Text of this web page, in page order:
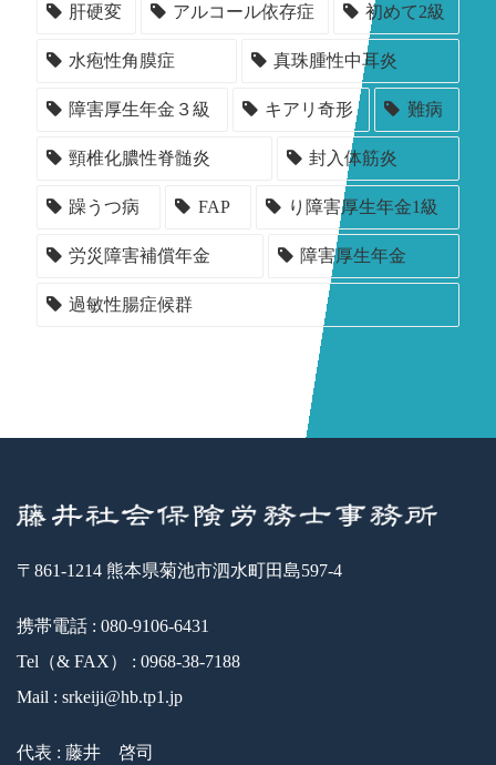
肝硬変 アルコール依存症 初めて2級
水疱性角膜症 真珠腫性中耳炎
障害厚生年金３級 キアリ奇形 難病
頸椎化膿性脊髄炎 封入体筋炎
躁うつ病 FAP り障害厚生年金1級
労災障害補償年金 障害厚生年金
過敏性腸症候群
〒861-1214 熊本県菊池市泗水町田島597-4
携帯電話 : 080-9106-6431
Tel（& FAX） : 0968-38-7188
Mail : srkeiji@hb.tp1.jp
代表 : 藤井 啓司